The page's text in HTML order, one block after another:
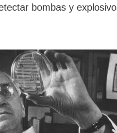
bombas y